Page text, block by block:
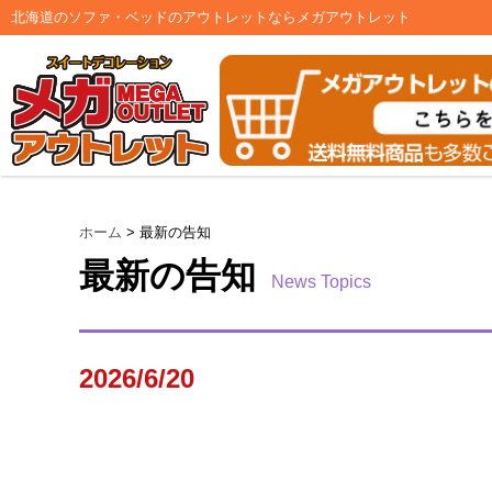
北海道のソファ・ベッドのアウトレットならメガアウトレット
ホーム > 最新の告知
最新の告知 News Topics
2026/6/20